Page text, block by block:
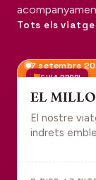
Tots els
GUIA PROPI
7 setembre
EL
El nostre
indrets
tot inclòs